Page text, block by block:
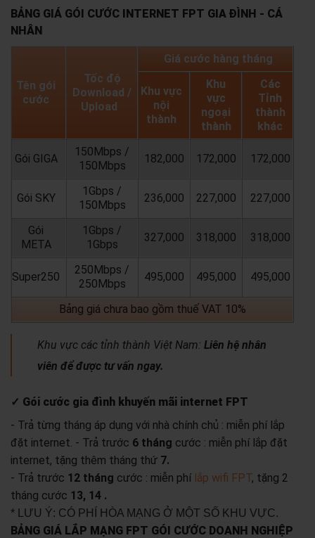
BẢNG GIÁ GÓI CƯỚC INTERNET FPT GIA ĐÌNH - CÁ
NHÂN
Tên gói
cước
Tốc độ
Download /
Upload
Giá cước hàng tháng
Khu vực
nội
thành
Khu
vực
ngoại
thành
Các
Tỉnh
thành
khác
Gói GIGA
150Mbps /
150Mbps
182,000 172,000 172,000
Gói SKY
1Gbps /
150Mbps
236,000 227,000 227,000
Gói
META
1Gbps /
1Gbps
327,000 318,000 318,000
Super250
250Mbps /
250Mbps
495,000 495,000 495,000
Bảng giá chưa bao gồm thuế VAT 10%
Khu vực các tỉnh thành Việt Nam: Liên hệ nhân
viên để được tư vấn ngay.
✓ Gói cước gia đình khuyến mãi internet FPT
- Trả từng tháng áp dụng với nhà chính chủ : miễn phí lắp
đặt internet. - Trả trước 6 tháng cước : miễn phí lắp đặt
internet, tặng thêm tháng thứ 7.
- Trả trước 12 tháng cước : miễn phí lắp wifi FPT, tặng 2
tháng cước 13, 14 .
* LƯU Ý: CÓ PHÍ HÒA MẠNG Ở MỘT SỐ KHU VỰC.
BẢNG GIÁ LẮP MẠNG FPT GÓI CƯỚC DOANH NGHIỆP